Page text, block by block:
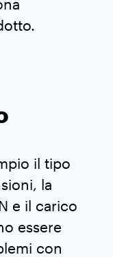
il tipo
la
e il carico
essere
con